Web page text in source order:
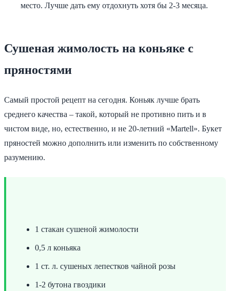
место. Лучше дать ему отдохнуть хотя бы 2-3 месяца.
Сушеная жимолость на коньяке с
пряностями
Самый простой рецепт на сегодня. Коньяк лучше брать
среднего качества – такой, который не противно пить и в
чистом виде, но, естественно, и не 20-летний «Martell». Букет
пряностей можно дополнить или изменить по собственному
разумению.
1 стакан сушеной жимолости
0,5 л коньяка
1 ст. л. сушеных лепестков чайной розы
1-2 бутона гвоздики